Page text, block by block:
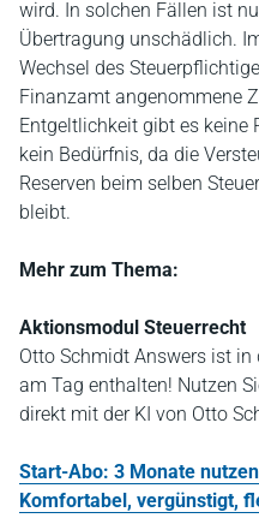
wird. In solchen Fällen ist
Übertragung unschädlich.
Wechsel des
Finanzamt angenommene
Entgeltlichkeit gibt es keine
kein Bedürfnis, da die
Reserven beim selben
bleibt.
Mehr zum Thema:
Aktionsmodul Steuerrecht
Otto Schmidt Answers ist
am Tag enthalten! Nutzen
direkt mit der KI von Otto
Start-Abo: 3 Monate
Komfortabel, vergünstigt,